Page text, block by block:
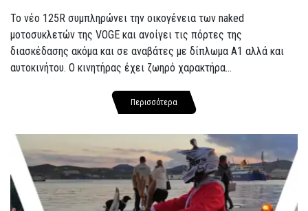
Το νέο 125R συμπληρώνει την οικογένεια των naked
μοτοσυκλετών της VOGE και ανοίγει τις πόρτες της
διασκέδασης ακόμα και σε αναβάτες με δίπλωμα A1 αλλά και
αυτοκινήτου. Ο κινητήρας έχει ζωηρό χαρακτήρα...
Περισσότερα